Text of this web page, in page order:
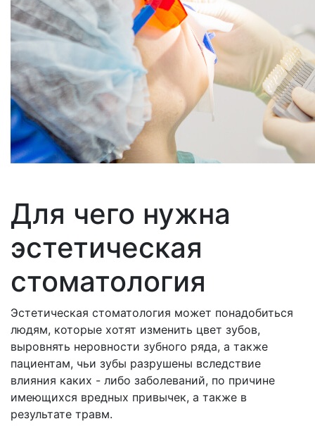
Для чего нужна
эстетическая
стоматология
Эстетическая стоматология может понадобиться
людям, которые хотят изменить цвет зубов,
выровнять неровности зубного ряда, а также
пациентам, чьи зубы разрушены вследствие
влияния каких - либо заболеваний, по причине
имеющихся вредных привычек, а также в
результате травм.